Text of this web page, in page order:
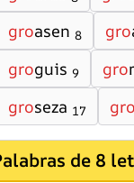
groasen 8 gro
groguis 9 gro
groseza 17 gro
de 8